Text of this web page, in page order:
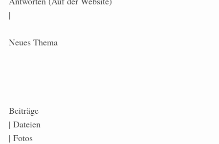
|
Neues Thema
Beiträge
| Dateien
| Fotos